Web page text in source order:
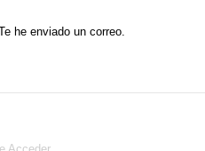
he enviado un correo.